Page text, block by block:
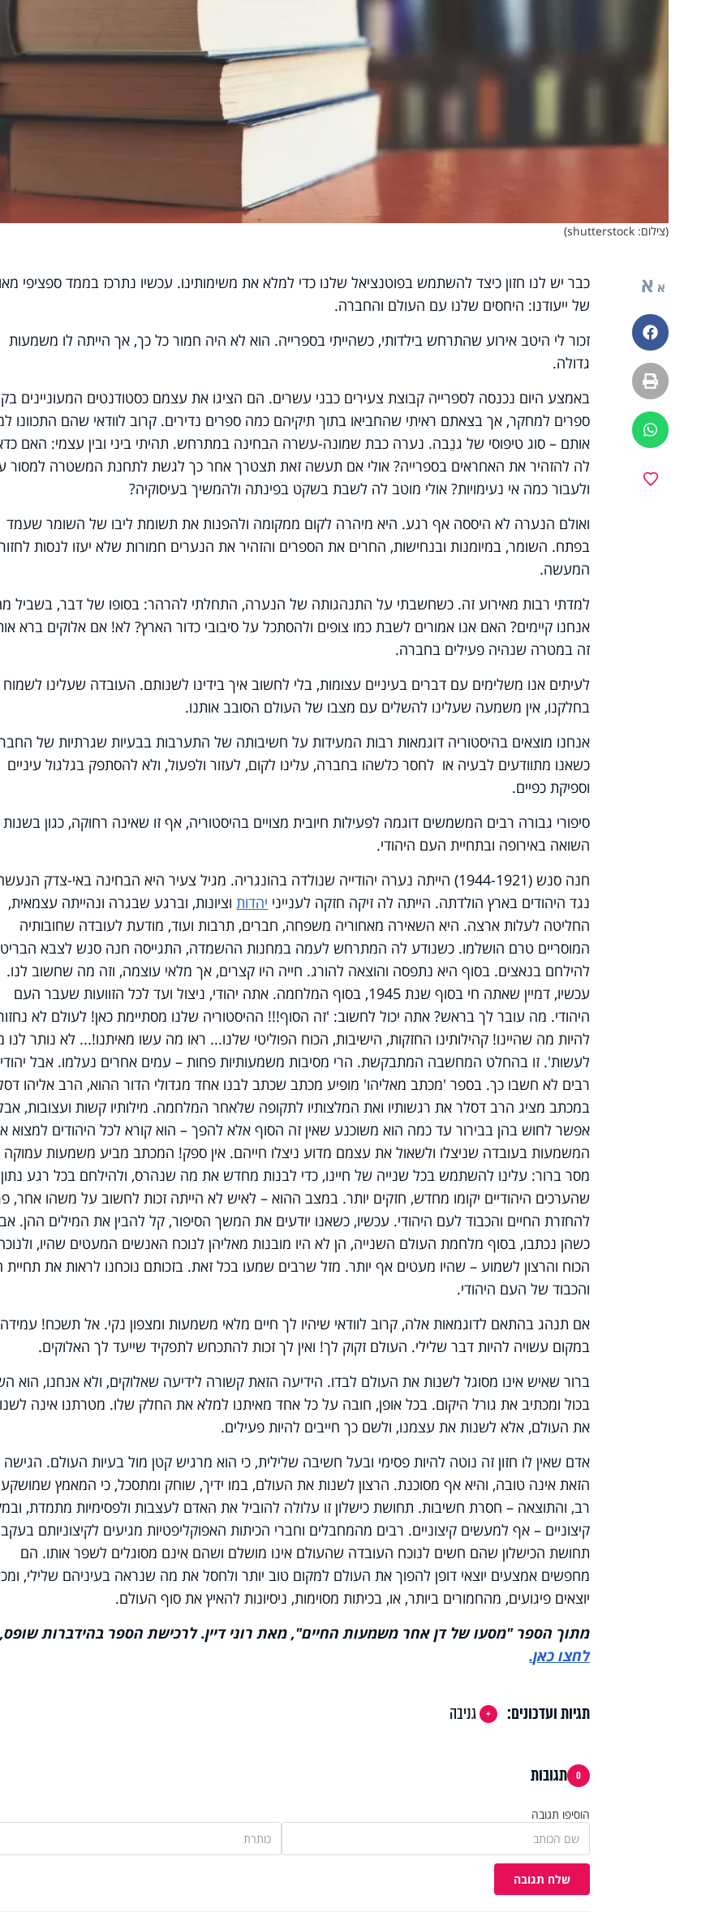
(צילום: shutterstock)
א א
פייסבוק
הדפסה
ווטסאפ
כבר יש לנו חזון כיצד להשתמש בפוטנציאל שלנו כדי למלא את משימותינו. עכשיו נתרכז בממד ספציפי
של ייעודנו: היחסים שלנו עם העולם והחברה.
זכור לי היטב אירוע שהתרחש בילדותי, כשהייתי בספרייה. הוא לא היה חמור כל כך, אך הייתה לו משמעות
גדולה.
באמצע היום נכנסה לספרייה קבוצת צעירים כבני עשרים. הם הציגו את עצמם כסטודנטים המעוניינים
ספרים למחקר, אך בצאתם ראיתי שהחביאו בתוך תיקיהם כמה ספרים נדירים. קרוב לוודאי שהם התכוונו
אותם – סוג טיפוסי של גנֵבה. נערה כבת שמונה-עשרה הבחינה במתרחש. תהיתי ביני ובין עצמי: האם
לה להזהיר את האחראים בספרייה? אולי אם תעשה זאת תצטרך אחר כך לגשת לתחנת המשטרה למסור
ולעבור כמה אי נעימויות? אולי מוטב לה לשבת בשקט בפינתה ולהמשיך בעיסוקיה?
ואולם הנערה לא היססה אף רגע. היא מיהרה לקום ממקומה ולהפנות את תשומת ליבו של השומר שעמד
בפתח. השומר, במיומנות ובנחישות, החרים את הספרים והזהיר את הנערים חמורות שלא יעזו לנסות
המעשה.
למדתי רבות מאירוע זה. כשחשבתי על התנהגותה של הנערה, התחלתי להרהר: בסופו של דבר, בשביל
אנחנו קיימים? האם אנו אמורים לשבת כמו צופים ולהסתכל על סיבובי כדור הארץ? לא! אם אלוקים ברא
זה במטרה שנהיה פעילים בחברה.
לעיתים אנו משלימים עם דברים בעיניים עצומות, בלי לחשוב איך בידינו לשנותם. העובדה שעלינו לשמוח
בחלקנו, אין משמעה שעלינו להשלים עם מצבו של העולם הסובב אותנו.
אנחנו מוצאים בהיסטוריה דוגמאות רבות המעידות על חשיבותה של התערבות בבעיות שגרתיות של
כשאנו מתוודעים לבעיה או לחסר כלשהו בחברה, עלינו לקום, לעזור ולפעול, ולא להסתפק בגלגול עיניים
וספיקת כפיים.
סיפורי גבורה רבים המשמשים דוגמה לפעילות חיובית מצויים בהיסטוריה, אף זו שאינה רחוקה, כגון בשנות
השואה באירופה ובתחיית העם היהודי.
חנה סנש (1944-1921) הייתה נערה יהודייה שנולדה בהונגריה. מגיל צעיר היא הבחינה באי-צדק
נגד היהודים בארץ הולדתה. הייתה לה זיקה חזקה לענייני יהדותוציונות, וברגע שבגרה ונהייתה עצמאית,
החליטה לעלות ארצה. היא השאירה מאחוריה משפחה, חברים, תרבות ועוד, מודעת לעובדה שחובותיה
המוסריים טרם הושלמו. כשנודע לה המתרחש לעמה במחנות ההשמדה, התגייסה חנה סנש לצבא
להילחם בנאצים. בסוף היא נתפסה והוצאה להורג. חייה היו קצרים, אך מלאי עוצמה, וזה מה שחשוב לנו.
עכשיו, דמיין שאתה חי בסוף שנת 1945, בסוף המלחמה. אתה יהודי, ניצול ועד לכל הזוועות שעבר העם
היהודי. מה עובר לך בראש? אתה יכול לחשוב: 'זה הסוף!!! ההיסטוריה שלנו מסתיימת כאן! לעולם לא
להיות מה שהיינו! קהילותינו החזקות, הישיבות, הכוח הפוליטי שלנו... ראו מה עשו מאיתנו!... לא נותר לנו
לעשות'. זו בהחלט המחשבה המתבקשת. הרי מסיבות משמעותיות פחות – עמים אחרים נעלמו. אבל
רבים לא חשבו כך. בספר 'מכתב מאליהו' מופיע מכתב שכתב לבנו אחד מגדולי הדור ההוא, הרב אליהו
במכתב מציג הרב דסלר את רגשותיו ואת המלצותיו לתקופה שלאחר המלחמה. מילותיו קשות ועצובות,
אפשר לחוש בהן בבירור עד כמה הוא משוכנע שאין זה הסוף אלא להפך – הוא קורא לכל היהודים למצוא
המשמעות בעובדה שניצלו ולשאול את עצמם מדוע ניצלו חייהם. אין ספק! המכתב מביע משמעות
מסר ברור: עלינו להשתמש בכל שנייה של חיינו, כדי לבנות מחדש את מה שנהרס, ולהילחם בכל רגע
שהערכים היהודיים יקומו מחדש, חזקים יותר. במצב ההוא – לאיש לא הייתה זכות לחשוב על משהו אחר,
להחזרת החיים והכבוד לעם היהודי. עכשיו, כשאנו יודעים את המשך הסיפור, קל להבין את המילים ההן.
כשהן נכתבו, בסוף מלחמת העולם השנייה, הן לא היו מובנות מאליהן לנוכח האנשים המעטים שהיו,
הכוח והרצון לשמוע – שהיו מעטים אף יותר. מזל שרבים שמעו בכל זאת. בזכותם נוכחנו לראות את תחיית
והכבוד של העם היהודי.
אם תנהג בהתאם לדוגמאות אלה, קרוב לוודאי שיהיו לך חיים מלאי משמעות ומצפון נקי. אל תשכח! עמידה
במקום עשויה להיות דבר שלילי. העולם זקוק לך! ואין לך זכות להתכחש לתפקיד שייעד לך האלוקים.
ברור שאיש אינו מסוגל לשנות את העולם לבדו. הידיעה הזאת קשורה לידיעה שאלוקים, ולא אנחנו, הוא
בכול ומכתיב את גורל היקום. בכל אופן, חובה על כל אחד מאיתנו למלא את החלק שלו. מטרתנו אינה
את העולם, אלא לשנות את עצמנו, ולשם כך חייבים להיות פעילים.
אדם שאין לו חזון זה נוטה להיות פסימי ובעל חשיבה שלילית, כי הוא מרגיש קטן מול בעיות העולם. הגישה
הזאת אינה טובה, והיא אף מסוכנת. הרצון לשנות את העולם, במו ידיך, שוחק ומתסכל, כי המאמץ
רב, והתוצאה – חסרת חשיבות. תחושת כישלון זו עלולה להוביל את האדם לעצבות ולפסימיות מתמדת,
קיצוניים – אף למעשים קיצוניים. רבים מהמחבלים וחברי הכיתות האפוקליפטיות מגיעים לקיצוניותם
תחושת הכישלון שהם חשים לנוכח העובדה שהעולם אינו מושלם ושהם אינם מסוגלים לשפר אותו. הם
מחפשים אמצעים יוצאי דופן להפוך את העולם למקום טוב יותר ולחסל את מה שנראה בעיניהם שלילי,
יוצאים פיגועים, מהחמורים ביותר, או, בכיתות מסוימות, ניסיונות להאיץ את סוף העולם.
מתוך הספר "מסעו של דן אחר משמעות החיים", מאת רוני דיין. לרכישת הספר בהידברות שופס,
לחצו כאן.
תגיות ועדכונים: גניבה
0 תגובות
הוסיפו תגובה
שלח תגובה